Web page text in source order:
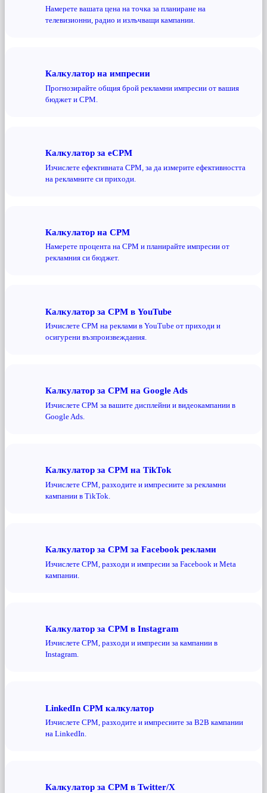
Намерете вашата цена на точка за планиране на
телевизионни, радио и излъчващи кампании.
Калкулатор на импресии
Прогнозирайте общия брой рекламни импресии от вашия
бюджет и CPM.
Калкулатор за eCPM
Изчислете ефективната CPM, за да измерите ефективността
на рекламните си приходи.
Калкулатор на CPM
Намерете процента на CPM и планирайте импресии от
рекламния си бюджет.
Калкулатор за CPM в YouTube
Изчислете CPM на реклами в YouTube от приходи и
осигурени възпроизвеждания.
Калкулатор за CPM на Google Ads
Изчислете CPM за вашите дисплейни и видеокампании в
Google Ads.
Калкулатор за CPM на TikTok
Изчислете CPM, разходите и импресиите за рекламни
кампании в TikTok.
Калкулатор за CPM за Facebook реклами
Изчислете CPM, разходи и импресии за Facebook и Meta
кампании.
Калкулатор за CPM в Instagram
Изчислете CPM, разходи и импресии за кампании в
Instagram.
LinkedIn CPM калкулатор
Изчислете CPM, разходите и импресиите за B2B кампании
на LinkedIn.
Калкулатор за CPM в Twitter/X